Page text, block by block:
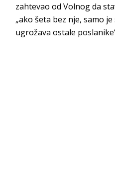
zahtevao od Volnog da
„ako šeta bez nje, samo
ugrožava ostale